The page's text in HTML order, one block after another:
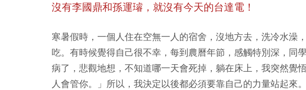
沒有李國鼎和孫運璿，就沒有今天的台達電！
寒暑假時，一個人住在空無一人的宿舍，沒地方去，洗冷水澡
吃。有時候覺得自己很不幸，每到農曆年節，感觸特別深，同
病了，悲觀地想，不知道哪一天會死掉，躺在床上，我突然覺
人會管你。」所以，我決定以後都必須要靠自己的力量站起來。